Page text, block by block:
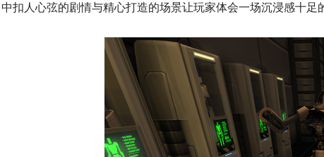
中扣人心弦的剧情与精心打造的场景让玩家体会一场沉浸感十足